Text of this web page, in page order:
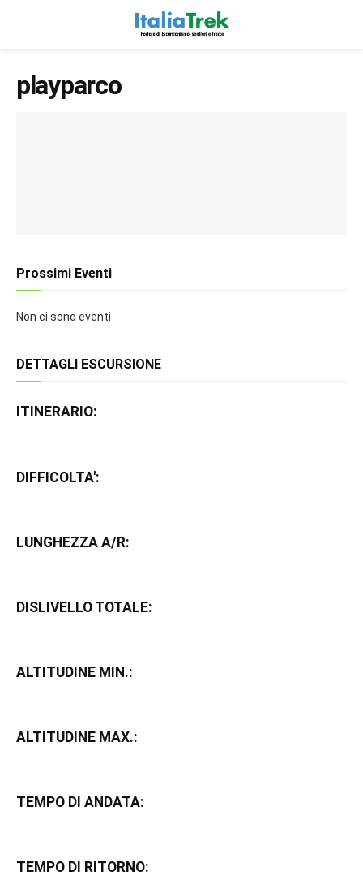
playparco
Prossimi Eventi
Non ci sono eventi
DETTAGLI ESCURSIONE
ITINERARIO:
DIFFICOLTA':
LUNGHEZZA A/R:
DISLIVELLO TOTALE:
ALTITUDINE MIN.:
ALTITUDINE MAX.:
TEMPO DI ANDATA:
TEMPO DI RITORNO: